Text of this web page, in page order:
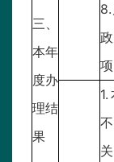
三、
本年
度办
理结
果
项